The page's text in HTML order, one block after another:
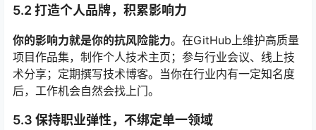
5.2 打造个人品牌，积累影响力
你的影响力就是你的抗风险能力。在GitHub上维护高质量
项目作品集，制作个人技术主页；参与行业会议、线上技
术分享；定期撰写技术博客。当你在行业内有一定知名度
后，工作机会自然会找上门。
5.3 保持职业弹性，不绑定单一领域